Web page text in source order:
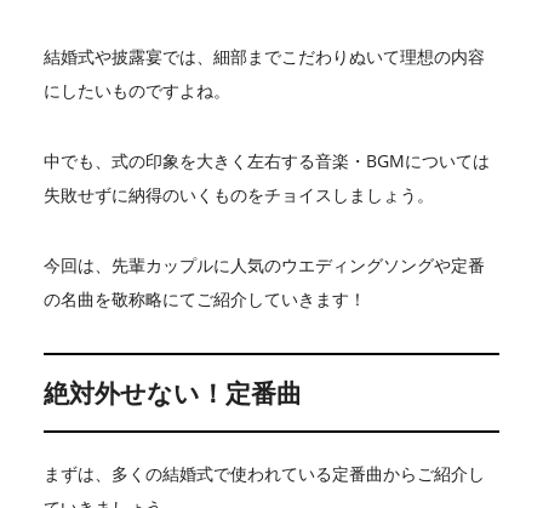
結婚式や披露宴では、細部までこだわりぬいて理想の内容
にしたいものですよね。
中でも、式の印象を大きく左右する音楽・BGMについては
失敗せずに納得のいくものをチョイスしましょう。
今回は、先輩カップルに人気のウエディングソングや定番
の名曲を敬称略にてご紹介していきます！
絶対外せない！定番曲
まずは、多くの結婚式で使われている定番曲からご紹介し